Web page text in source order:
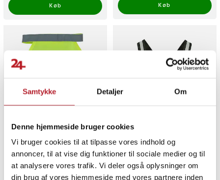
Samtykke Detaljer Om
Denne hjemmeside bruger cookies
Vi bruger cookies til at tilpasse vores indhold og
annoncer, til at vise dig funktioner til sociale medier og til
at analysere vores trafik. Vi deler også oplysninger om
din brug af vores hjemmeside med vores partnere inden
Køb
Køb
1
Nuværende pris:49 kr.Tidligere
49 kr. 99 kr.
voksne og børn /
Reflekterende vest - justerbar i
én størrelse 8
Pris: 49 kr.
49 kr.